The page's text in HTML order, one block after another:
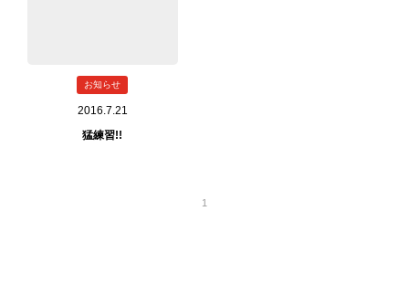
お知らせ
2016.7.21
猛練習!!
1